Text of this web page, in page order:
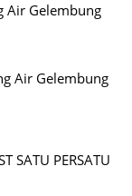
Air Gelembung
Air Gelembung
SATU PERSATU